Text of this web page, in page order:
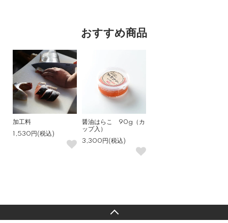
おすすめ商品
加工料
1,530円(税込)
醤油はらこ 90g（カ
ップ入）
3,300円(税込)